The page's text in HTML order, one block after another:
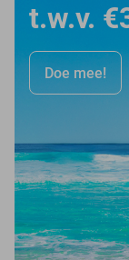
t.w.v.
Doe mee!